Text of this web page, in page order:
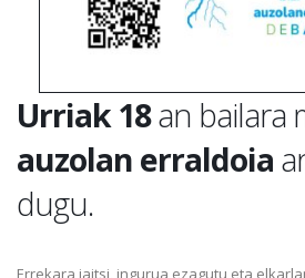
Urriak 18an bailara
auzolan erraldoia
dugu.
Errekara jaitsi, ingurua ezagutu eta